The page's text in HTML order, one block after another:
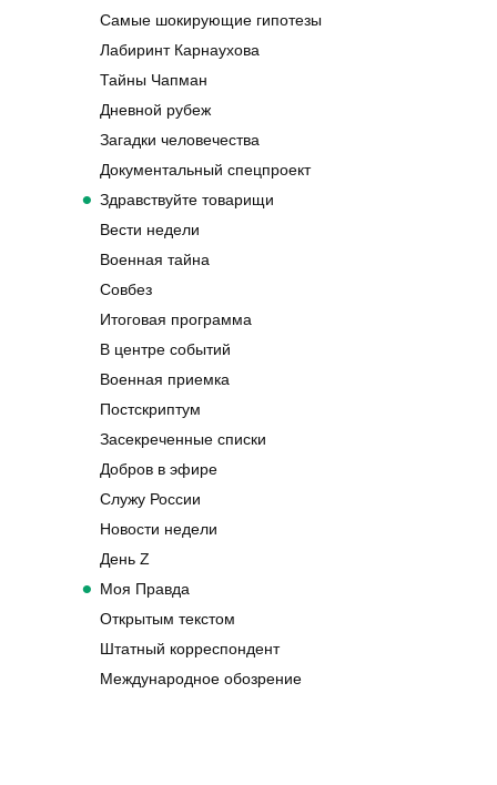
Самые шокирующие гипотезы
Лабиринт Карнаухова
Тайны Чапман
Дневной рубеж
Загадки человечества
Документальный спецпроект
Здравствуйте товарищи
Вести недели
Военная тайна
Совбез
Итоговая программа
В центре событий
Военная приемка
Постскриптум
Засекреченные списки
Добров в эфире
Служу России
Новости недели
День Z
Моя Правда
Открытым текстом
Штатный корреспондент
Международное обозрение